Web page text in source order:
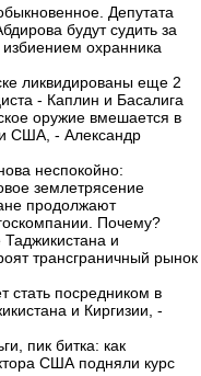
Депутата
будут судить за
охранника
ликвидированы еще 2
- Каплин и Басалига
оружие вмешается в
США, - Александр
неспокойно:
землетрясение
продолжают
Почему?
и
трансграничный рынок
стать посредником в
и Киргизии, -
пик битка: как
США подняли курс